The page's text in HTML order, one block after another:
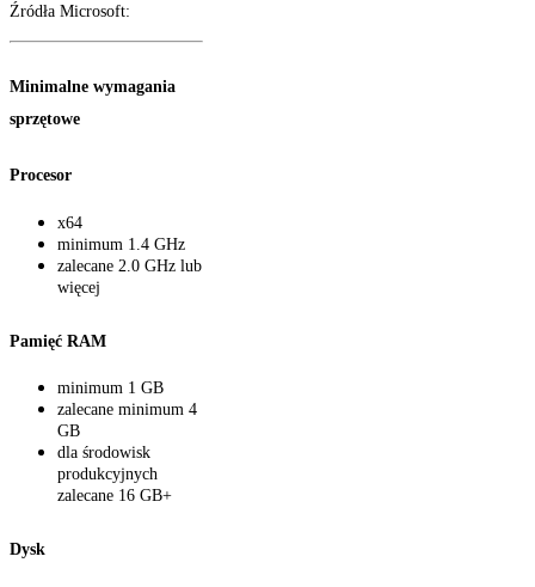
Źródła Microsoft:
Minimalne wymagania
sprzętowe
Procesor
x64
minimum 1.4 GHz
zalecane 2.0 GHz lub
więcej
Pamięć RAM
minimum 1 GB
zalecane minimum 4
GB
dla środowisk
produkcyjnych
zalecane 16 GB+
Dysk